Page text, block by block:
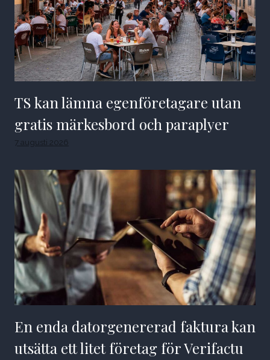
TS kan lämna egenföretagare utan
gratis märkesbord och paraplyer
7 augusti 2026
En enda datorgenererad faktura kan
utsätta ett litet företag för Verifactu